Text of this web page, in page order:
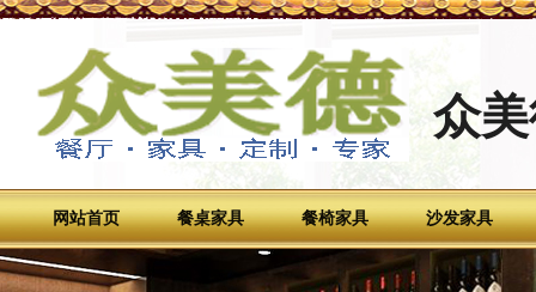
众
网站首页 餐桌家具 餐椅家具 沙发家具